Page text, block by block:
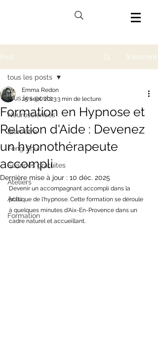
Post S'inscrire
tous les posts
Neurosciences
Bien-être
Feng Shui
Séances gratuites
Ateliers
Actu
Formation
tous les posts
Formation en Hypnose et
Relation d'Aide : Devenez
un hypnothérapeute
accompli
Emma Redon
25 sept. 20233 min de lecture
Dernière mise à jour : 10 déc. 2025
Devenir un accompagnant accompli dans la
pratique de l'hypnose. Cette formation se déroule
à quelques minutes d'Aix-En-Provence dans un
cadre naturel et accueillant.